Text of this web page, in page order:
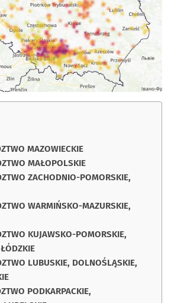
MAZOWIECKIE
MAŁOPOLSKIE
ZACHODNIO-POMORSKIE,
WARMIŃSKO-MAZURSKIE,
KUJAWSKO-POMORSKIE,
LUBUSKIE, DOLNOŚLĄSKIE,
PODKARPACKIE,